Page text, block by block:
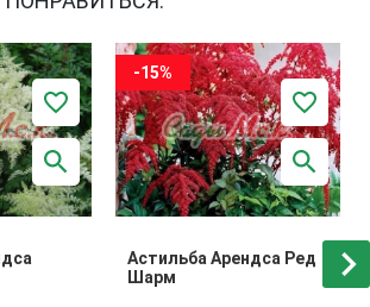
-15%
Астильба Арендса Ред
Шарм